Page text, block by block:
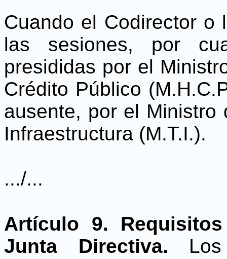
Cuando el Codirector o
las sesiones, por
presididas por el
Crédito Público
ausente, por el Ministro
Infraestructura (M.T.I.).
.../...
Artículo 9.
Junta Directiva.